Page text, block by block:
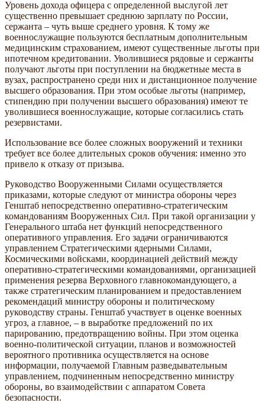
Уровень дохода офицера с определенной выслугой лет
существенно превышает среднюю зарплату по России,
сержанта – чуть выше среднего уровня. К тому же
военнослужащие пользуются бесплатным дополнительным
медицинским страхованием, имеют существенные льготы при
ипотечном кредитовании. Уволившиеся рядовые и сержанты
получают льготы при поступлении на бюджетные места в
вузах, распространено среди них и дистанционное получение
высшего образования. При этом особые льготы (например,
стипендию при получении высшего образования) имеют те
уволившиеся военнослужащие, которые согласились стать
резервистами.
Использование все более сложных вооружений и техники
требует все более длительных сроков обучения: именно это
привело к отказу от призыва.
Руководство Вооруженными Силами осуществляется
приказами, которые следуют от министра обороны через
Генштаб непосредственно оперативно-стратегическим
командованиям Вооруженных Сил. При такой организации у
Генерального штаба нет функций непосредственного
оперативного управления. Его задачи ограничиваются
управлением Стратегическими ядерными Силами,
Космическими войсками, координацией действий между
оперативно-стратегическими командованиями, организацией
применения резерва Верховного главнокомандующего, а
также стратегическим планированием и предоставлением
рекомендаций министру обороны и политическому
руководству страны. Генштаб участвует в оценке военных
угроз, а главное, – в выработке предложений по их
парированию, предотвращению войны. При этом оценка
военно-политической ситуации, планов и возможностей
вероятного противника осуществляется на основе
информации, получаемой Главным разведывательным
управлением, подчиненным непосредственно министру
обороны, во взаимодействии с аппаратом Совета
безопасности.